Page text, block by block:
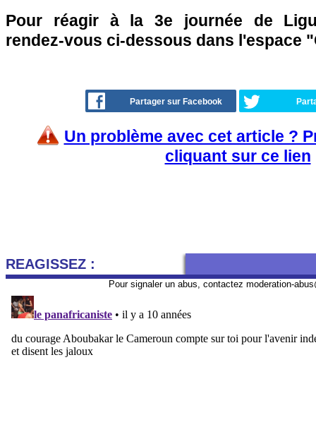
Pour réagir à la 3e journée de
rendez-vous ci-dessous dans l'espace
Partager sur Facebook
Un problème avec cet article ?
cliquant sur ce lien
REAGISSEZ :
Pour signaler un abus, contactez moderation-